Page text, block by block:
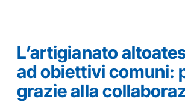
L’artigianato
ad obiettivi comuni:
grazie alla